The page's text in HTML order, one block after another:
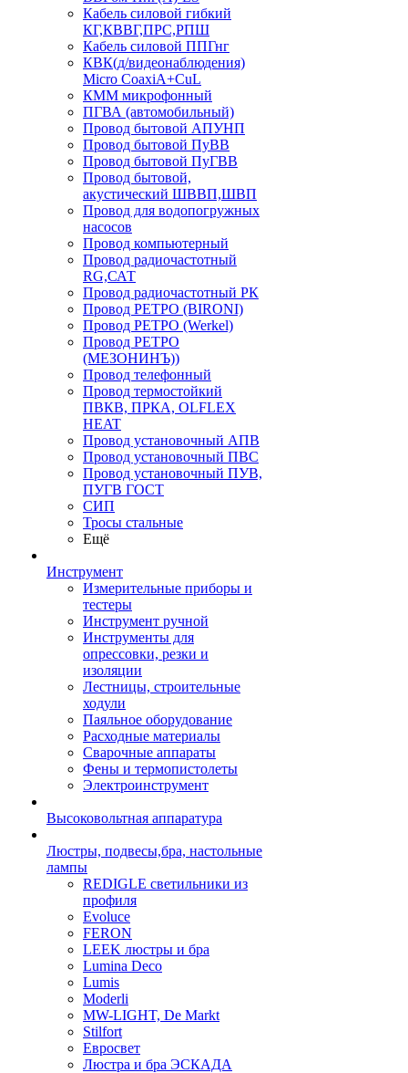
Кабель силовой гибкий
КГ,КВВГ,ПРС,РПШ
Кабель силовой ППГнг
КВК(д/видеонаблюдения)
Micro CoaxiA+CuL
КММ микрофонный
ПГВА (автомобильный)
Провод бытовой АПУНП
Провод бытовой ПуВВ
Провод бытовой ПуГВВ
Провод бытовой,
акустический ШВВП,ШВП
Провод для водопогружных
насосов
Провод компьютерный
Провод радиочастотный
RG,САТ
Провод радиочастотный РК
Провод РЕТРО (BIRONI)
Провод РЕТРО (Werkel)
Провод РЕТРО
(МЕЗОНИНЪ))
Провод телефонный
Провод термостойкий
ПВКВ, ПРКА, OLFLEX
HEAT
Провод установочный АПВ
Провод установочный ПВС
Провод установочный ПУВ,
ПУГВ ГОСТ
СИП
Тросы стальные
Ещё
Инструмент
Измерительные приборы и
тестеры
Инструмент ручной
Инструменты для
опрессовки, резки и
изоляции
Лестницы, строительные
ходули
Паяльное оборудование
Расходные материалы
Сварочные аппараты
Фены и термопистолеты
Электроинструмент
Высоковольтная аппаратура
Люстры, подвесы,бра, настольные
лампы
REDIGLE светильники из
профиля
Evoluce
FERON
LEEK люстры и бра
Lumina Deco
Lumis
Moderli
MW-LIGHT, De Markt
Stilfort
Евросвет
Люстра и бра ЭСКАДА